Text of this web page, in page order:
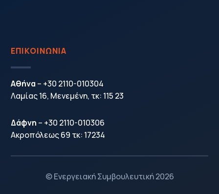
ΕΠΙΚΟΙΝΩΝΙΑ
Αθήνα – +30 2110-010304
Λαμίας 16, Μενεμένη, τκ: 115 23
Δάφνη – +30 2110-010306
Ακροπόλεως 69 τκ: 17234
© Ενεργειακή Συμβουλευτική 2026